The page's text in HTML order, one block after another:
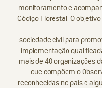
monitoramento e
Código Florestal. O
sociedade civil para
implementação
mais de 40 organizações
que compõem o
reconhecidas no país e